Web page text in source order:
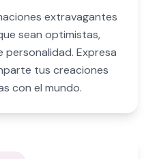
extravagantes
sean optimistas,
personalidad. Expresa
tus creaciones
con el mundo.